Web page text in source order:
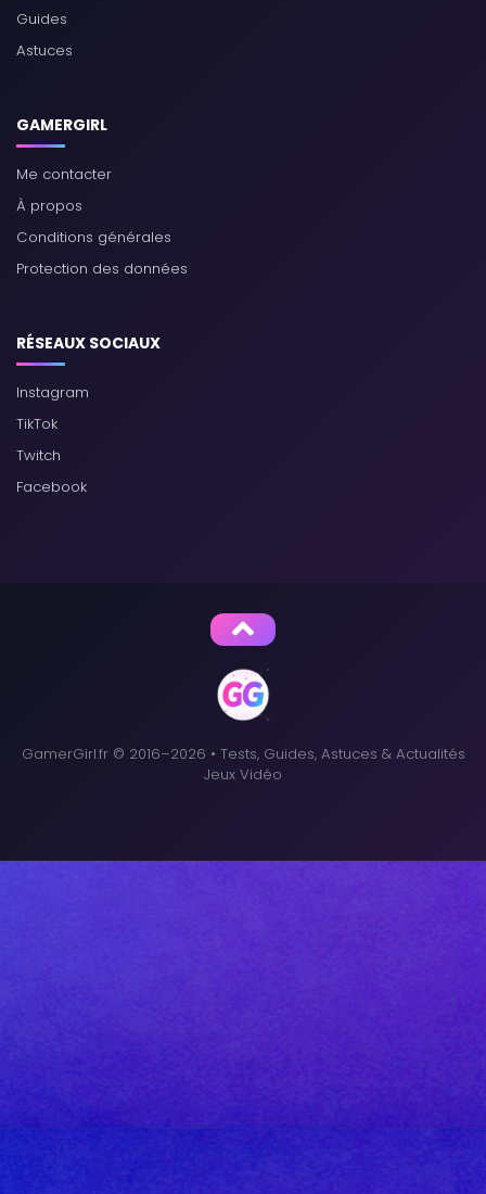
Guides
Astuces
GAMERGIRL
Me contacter
À propos
Conditions générales
Protection des données
RÉSEAUX SOCIAUX
Instagram
TikTok
Twitch
Facebook
GamerGirl.fr © 2016–2026 • Tests, Guides, Astuces & Actualités
Jeux Vidéo